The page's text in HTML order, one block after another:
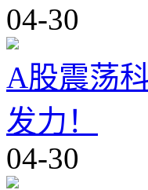
04-30
A股震荡
发力！
04-30